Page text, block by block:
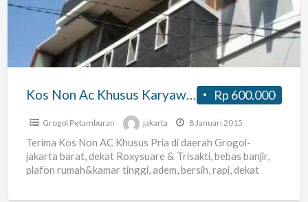
Khusus
Karyawan
Pria
Rp 600.000
Kos Non Ac Khusus Karyawan / Pria
Grogol Petamburan jakarta 8 Januari 2015
Terima Kos Non AC Khusus Pria di daerah Grogol-
jakarta barat, dekat Roxysuare & Trisakti, bebas banjir,
plafon rumah&kamar tinggi, adem, bersih, rapi, dekat